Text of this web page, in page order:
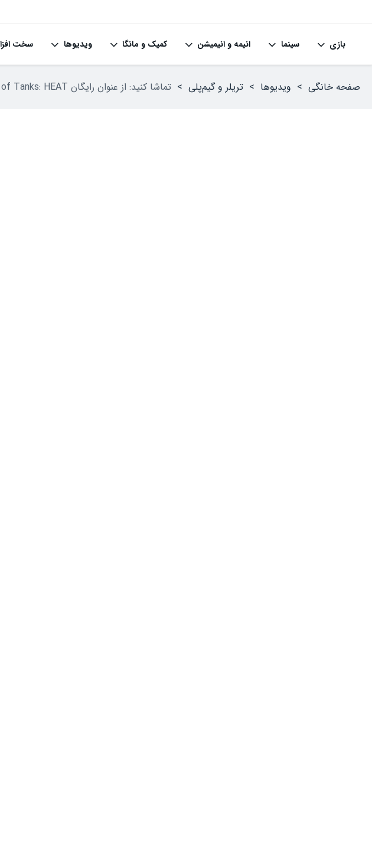
بازی سینما انیمه و انیمیشن کمیک و مانگا ویدیوها سخت
صفحه خانگی > ویدیوها > تریلر و گیم‌پلی > تماشا کنید: از عنوان رایگان World of Tanks: HEAT رونمایی شد